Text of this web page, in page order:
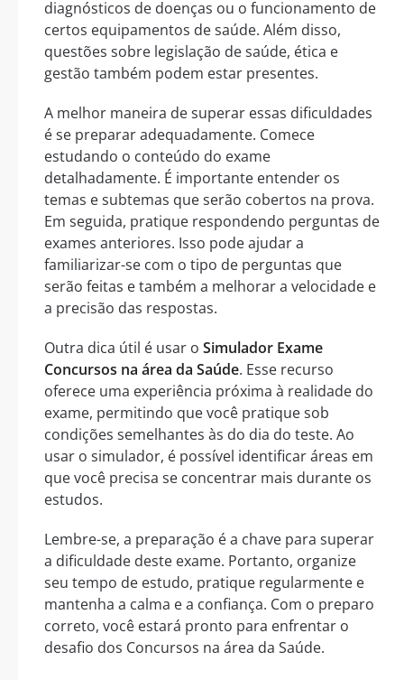
diagnósticos de doenças ou o funcionamento de
certos equipamentos de saúde. Além disso,
questões sobre legislação de saúde, ética e
gestão também podem estar presentes.
A melhor maneira de superar essas dificuldades
é se preparar adequadamente. Comece
estudando o conteúdo do exame
detalhadamente. É importante entender os
temas e subtemas que serão cobertos na prova.
Em seguida, pratique respondendo perguntas de
exames anteriores. Isso pode ajudar a
familiarizar-se com o tipo de perguntas que
serão feitas e também a melhorar a velocidade e
a precisão das respostas.
Outra dica útil é usar o Simulador Exame
Concursos na área da Saúde. Esse recurso
oferece uma experiência próxima à realidade do
exame, permitindo que você pratique sob
condições semelhantes às do dia do teste. Ao
usar o simulador, é possível identificar áreas em
que você precisa se concentrar mais durante os
estudos.
Lembre-se, a preparação é a chave para superar
a dificuldade deste exame. Portanto, organize
seu tempo de estudo, pratique regularmente e
mantenha a calma e a confiança. Com o preparo
correto, você estará pronto para enfrentar o
desafio dos Concursos na área da Saúde.